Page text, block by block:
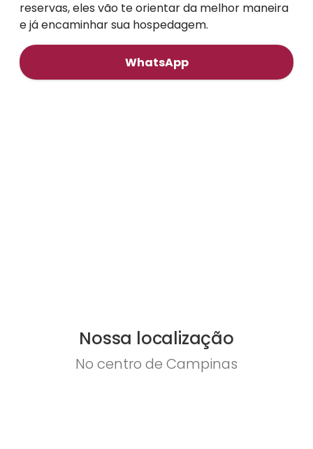
reservas, eles vão te orientar da melhor maneira
e já encaminhar sua hospedagem.
WhatsApp
Nossa localização
No centro de Campinas